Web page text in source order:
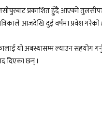
प्रकाशित हु्ँदै आएको तुलसीपत्र
आजदेखि दुई वर्षमा प्रवेश गरेको
यो अबस्थासम्म ल्याउन सहयोग
दिएका छन् ।